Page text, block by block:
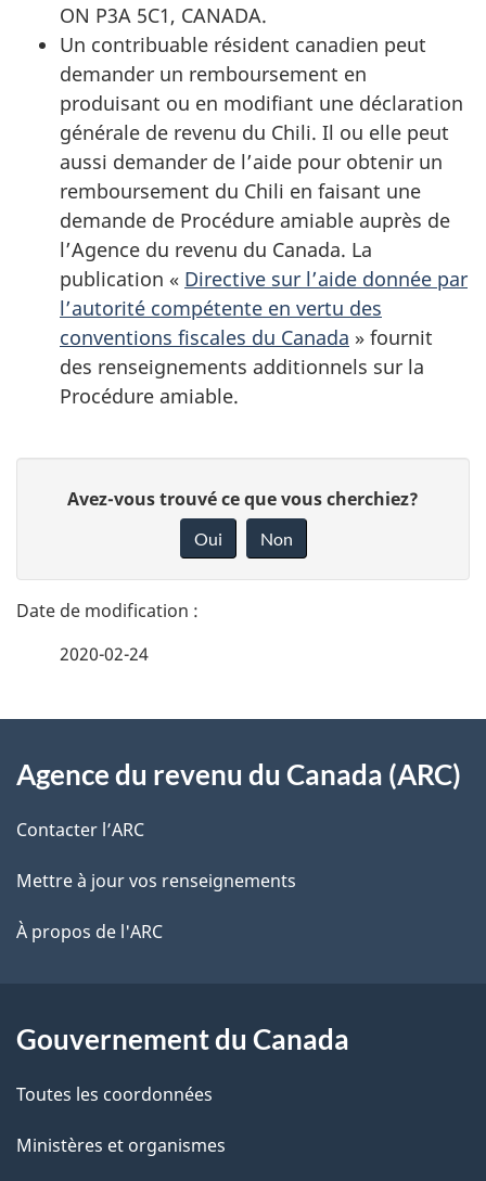
ON P3A 5C1, CANADA.
Un contribuable résident canadien peut
demander un remboursement en
produisant ou en modifiant une déclaration
générale de revenu du Chili. Il ou elle peut
aussi demander de l’aide pour obtenir un
remboursement du Chili en faisant une
demande de Procédure amiable auprès de
l’Agence du revenu du Canada. La
publication « Directive sur l’aide donnée par
l’autorité compétente en vertu des
conventions fiscales du Canada » fournit
des renseignements additionnels sur la
Procédure amiable.
t
a
l
s
l
a
a
g
e
n
o
t
r
e
é
t
a
t
i
Avez-vous trouvé ce que vous cherchiez?
Oui Non
2020-02-24
propos
de
ce
site
Agence du revenu du Canada (ARC)
Contacter l’ARC
Mettre à jour vos renseignements
À propos de l'ARC
Gouvernement du Canada
Toutes les coordonnées
Ministères et organismes